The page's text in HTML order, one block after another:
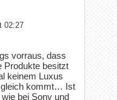
02:27
vorraus, dass
Produkte besitzt
keinem Luxus
kommt… Ist
bei Sony und